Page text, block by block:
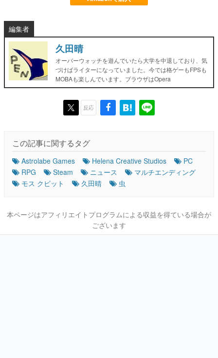
編集者
久田晴
オーバーウォッチを遊んでいたら大学を中退しており、気
づけばライターになっていました。今では格ゲーもFPSも
MOBAも楽しんでいます。ブラウザはOpera
反応
この記事に関するタグ
Astrolabe Games Helena Creative Studios
PC
RPG
Steam ニュース
マルチエンディング
モス クビット
久田晴 虫
本ページはアフィリエイトプログラムによる収益を得ている場合が
ございます